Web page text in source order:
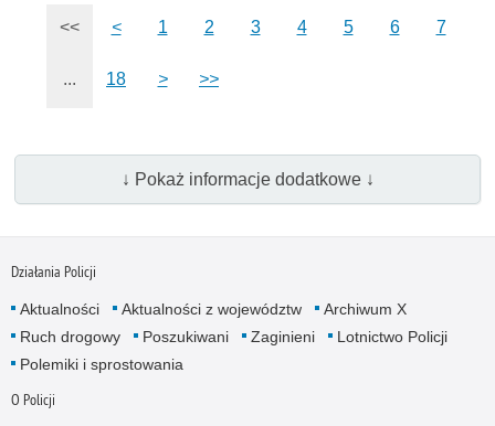
<< < 1 2 3 4 5 6 7
... 18 > >>
↓ Pokaż informacje dodatkowe ↓
Działania Policji
Aktualności Aktualności z województw
Archiwum X
Ruch drogowy
Poszukiwani Zaginieni
Lotnictwo Policji
Polemiki i sprostowania
O Policji